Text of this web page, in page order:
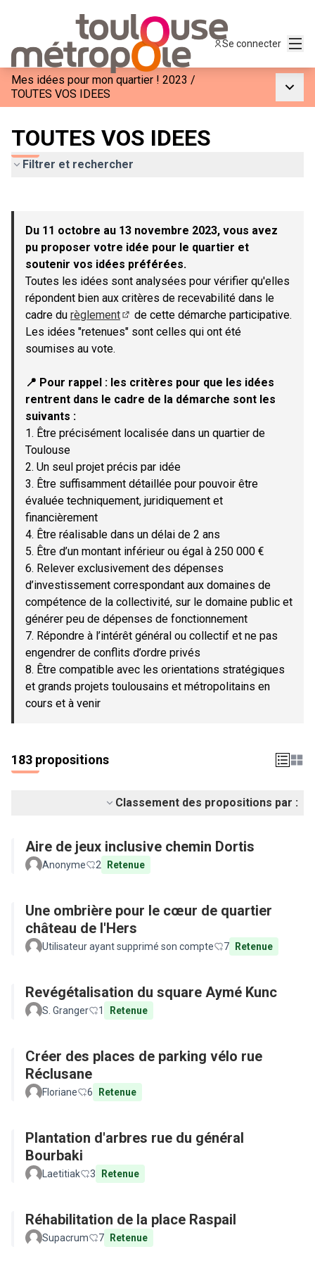
Se connecter
Mes idées pour mon quartier ! 2023 /
TOUTES VOS IDEES
TOUTES VOS IDEES
Filtrer et rechercher
−
Du 11 octobre au 13 novembre 2023, vous avez
pu proposer votre idée pour le quartier et
soutenir vos idées préférées.
Toutes les idées sont analysées pour vérifier qu'elles
répondent bien aux critères de recevabilité dans le
cadre du règlement
(Lien externe)
de cette démarche participative.
Les idées "retenues" sont celles qui ont été
soumises au vote.
📍 Pour rappel : les critères pour que les idées
rentrent dans le cadre de la démarche sont les
suivants :
1. Être précisément localisée dans un quartier de
Toulouse
2. Un seul projet précis par idée
3. Être suffisamment détaillée pour pouvoir être
évaluée techniquement, juridiquement et
financièrement
4. Être réalisable dans un délai de 2 ans
5. Être d’un montant inférieur ou égal à 250 000 €
6. Relever exclusivement des dépenses
d’investissement correspondant aux domaines de
compétence de la collectivité, sur le domaine public et
générer peu de dépenses de fonctionnement
7. Répondre à l’intérêt général ou collectif et ne pas
engendrer de conflits d’ordre privés
8. Être compatible avec les orientations stratégiques
et grands projets toulousains et métropolitains en
cours et à venir
183 propositions
Classement des propositions par :
Aire de jeux inclusive chemin Dortis
Anonyme 2 Retenue
Une ombrière pour le cœur de quartier
château de l'Hers
Utilisateur ayant supprimé son compte 7 Retenue
Revégétalisation du square Aymé Kunc
S. Granger 1 Retenue
Créer des places de parking vélo rue
Réclusane
Floriane 6 Retenue
Plantation d'arbres rue du général
Bourbaki
Laetitiak 3 Retenue
Réhabilitation de la place Raspail
Supacrum 7 Retenue